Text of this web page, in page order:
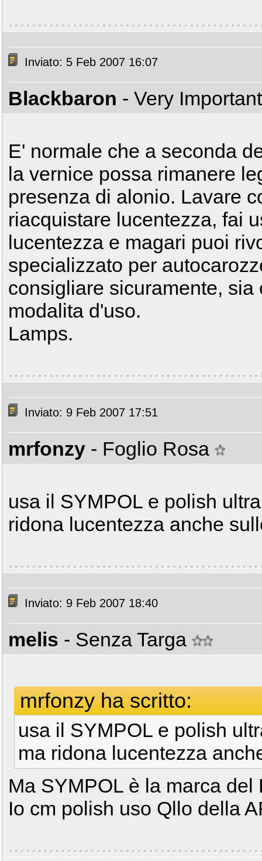
Inviato: 5 Feb 2007 16:07
Blackbaron - Very
E' normale che a seconda
la vernice possa rimanere
presenza di alonio. Lavare
riacquistare lucentezza, fai
lucentezza e magari puoi
specializzato per
consigliare sicuramente,
modalita d'uso.
Lamps.
Inviato: 9 Feb 2007 17:51
mrfonzy - Foglio Rosa
usa il SYMPOL e polish
ridona lucentezza anche
Inviato: 9 Feb 2007 18:40
melis - Senza Targa
mrfonzy ha scritto:
usa il SYMPOL e polish
ma ridona lucentezza
Ma SYMPOL è la marca
Io cm polish uso Qllo della